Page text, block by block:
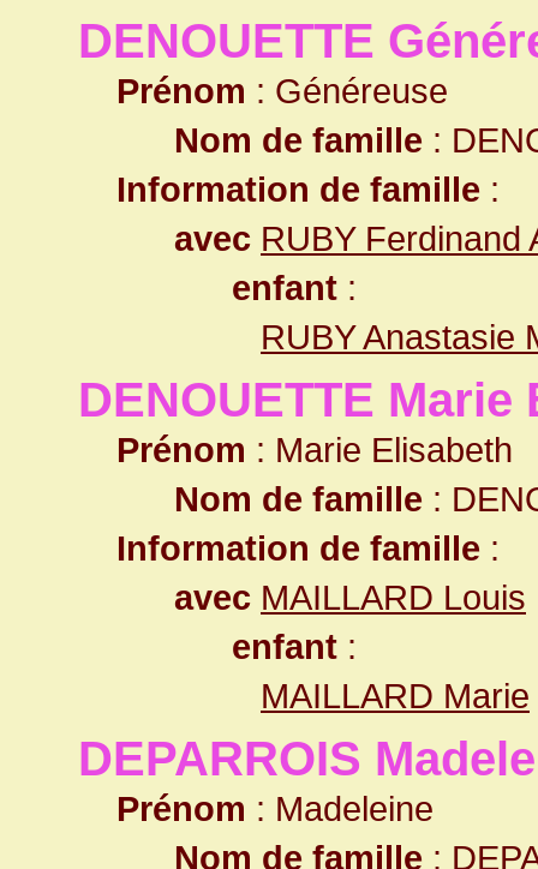
DENOUETTE
Prénom : Généreuse
Nom de famille :
Information de famille :
avec RUBY Ferdinand
enfant :
RUBY Anastasie
DENOUETTE Marie
Prénom : Marie Elisabeth
Nom de famille :
Information de famille :
avec MAILLARD Louis
enfant :
MAILLARD Marie
DEPARROIS
Prénom : Madeleine
Nom de famille :